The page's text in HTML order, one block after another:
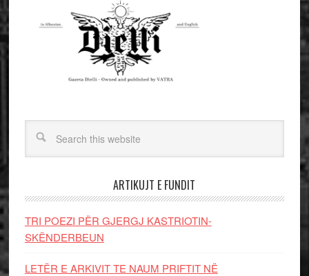
ARTIKUJT E FUNDIT
TRI POEZI PËR GJERGJ KASTRIOTIN-
SKËNDERBEUN
LETËR E ARKIVIT TE NAUM PRIFTIT NË